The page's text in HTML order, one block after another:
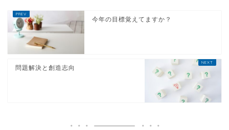
今年の目標覚えてますか？
問題解決と創造志向